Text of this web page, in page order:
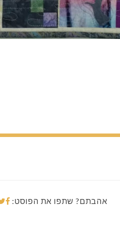
אהבתם? שתפו את הפוסט: